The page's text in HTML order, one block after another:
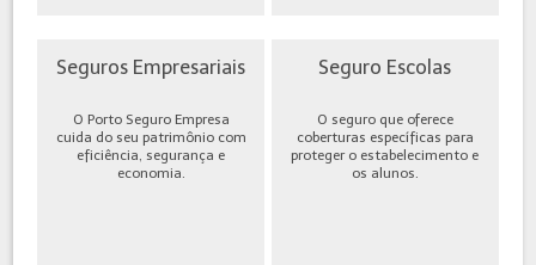
Seguros Empresariais
O Porto Seguro Empresa
cuida do seu patrimônio com
eficiência, segurança e
economia.
Seguro Escolas
O seguro que oferece
coberturas específicas para
proteger o estabelecimento e
os alunos.